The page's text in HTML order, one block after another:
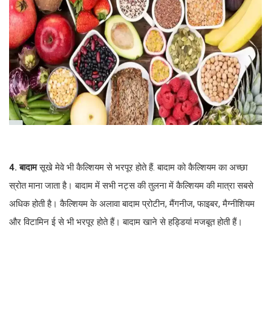
4. बादामसूखे मेवे भी कैल्शियम से भरपूर होते हैं. बादाम को कैल्शियम का अच्छा
स्रोत माना जाता है। बादाम में सभी नट्स की तुलना में कैल्शियम की मात्रा सबसे
अधिक होती है। कैल्शियम के अलावा बादाम प्रोटीन, मैंगनीज, फाइबर, मैग्नीशियम
और विटामिन ई से भी भरपूर होते हैं। बादाम खाने से हड्डियां मजबूत होती हैं।